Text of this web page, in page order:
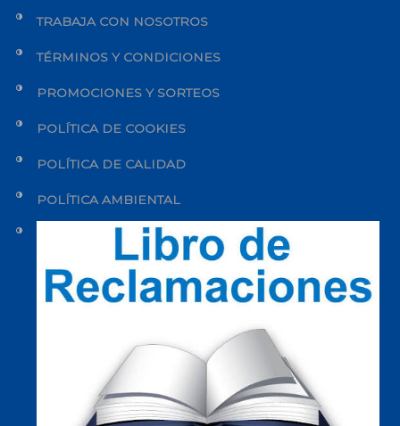
TRABAJA CON NOSOTROS
TÉRMINOS Y CONDICIONES
PROMOCIONES Y SORTEOS
POLÍTICA DE COOKIES
POLÍTICA DE CALIDAD
POLÍTICA AMBIENTAL